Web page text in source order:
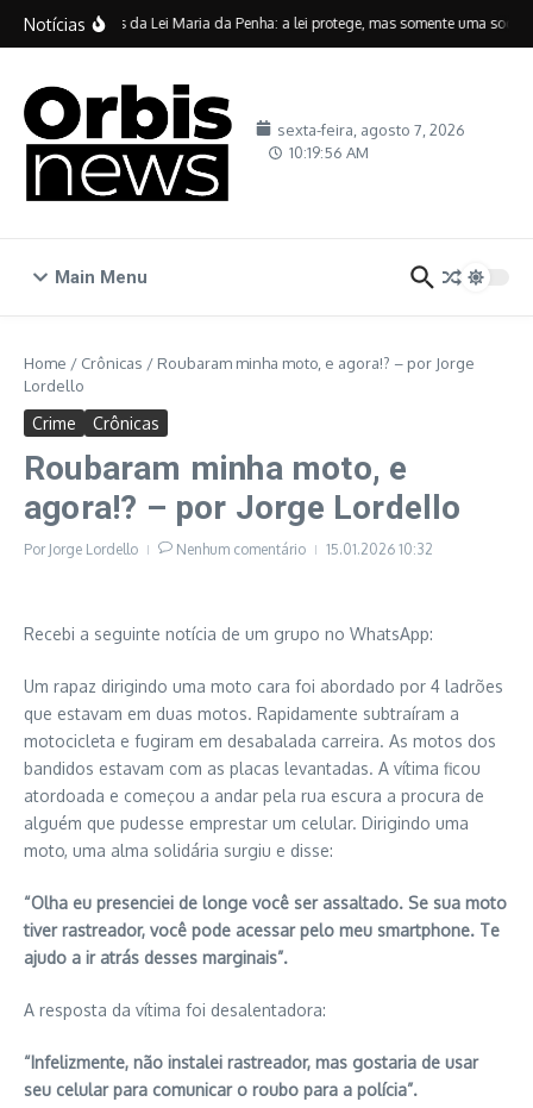
Ir para o conteúdo
Notícias
Vinte anos da Lei Maria da Penha: a lei protege, mas somente uma
sexta-feira, agosto 7, 2026
10:19:57 AM
Main Menu
Home / Crônicas / Roubaram minha moto, e agora!? – por Jorge
Lordello
Crime Crônicas
Roubaram minha moto, e
agora!? – por Jorge Lordello
Por Jorge Lordello Nenhum comentário 15.01.2026 10:32
Recebi a seguinte notícia de um grupo no WhatsApp:
Um rapaz dirigindo uma moto cara foi abordado por 4 ladrões
que estavam em duas motos. Rapidamente subtraíram a
motocicleta e fugiram em desabalada carreira. As motos dos
bandidos estavam com as placas levantadas. A vítima ficou
atordoada e começou a andar pela rua escura a procura de
alguém que pudesse emprestar um celular. Dirigindo uma
moto, uma alma solidária surgiu e disse:
“Olha eu presenciei de longe você ser assaltado. Se sua moto
tiver rastreador, você pode acessar pelo meu smartphone. Te
ajudo a ir atrás desses marginais”.
A resposta da vítima foi desalentadora:
“Infelizmente, não instalei rastreador, mas gostaria de usar
seu celular para comunicar o roubo para a polícia”.